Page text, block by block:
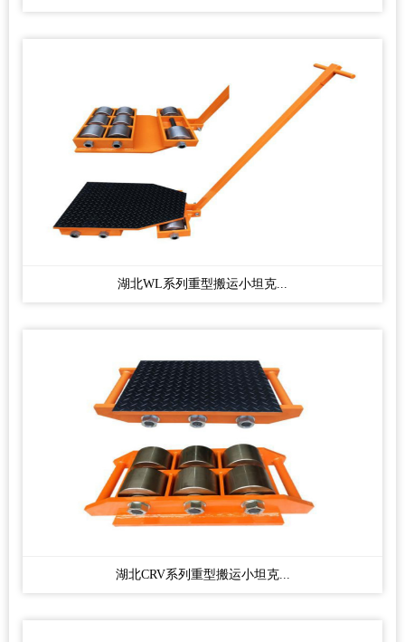
湖北WL系列重型搬运小坦克...
湖北CRV系列重型搬运小坦克...